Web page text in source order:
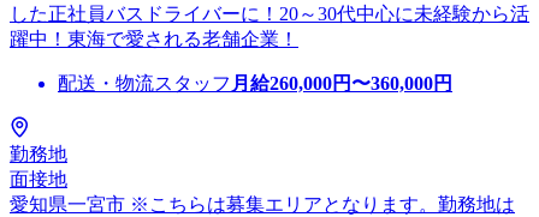
した正社員バスドライバーに！20～30代中心に未経験から活
躍中！東海で愛される老舗企業！
配送・物流スタッフ 月給260,000円〜360,000円
勤務地
面接地
愛知県一宮市 ※こちらは募集エリアとなります。勤務地は